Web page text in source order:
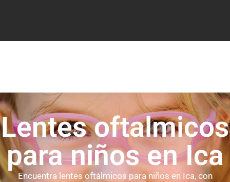
Lentes oftalmicos
para niños en Ica
Encuentra lentes oftálmicos para niños en Ica, con